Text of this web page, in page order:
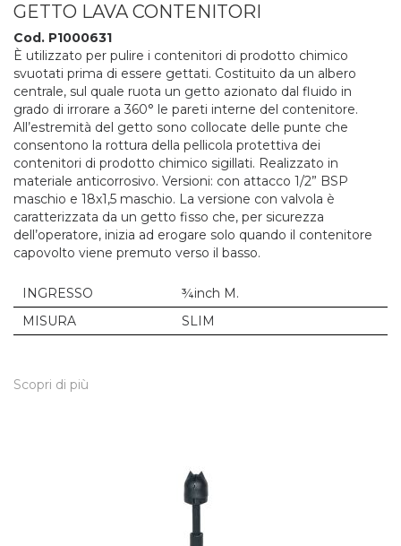
GETTO LAVA CONTENITORI
Cod. P1000631
È utilizzato per pulire i contenitori di prodotto chimico
svuotati prima di essere gettati. Costituito da un albero
centrale, sul quale ruota un getto azionato dal fluido in
grado di irrorare a 360° le pareti interne del contenitore.
All’estremità del getto sono collocate delle punte che
consentono la rottura della pellicola protettiva dei
contenitori di prodotto chimico sigillati. Realizzato in
materiale anticorrosivo. Versioni: con attacco 1/2” BSP
maschio e 18x1,5 maschio. La versione con valvola è
caratterizzata da un getto fisso che, per sicurezza
dell’operatore, inizia ad erogare solo quando il contenitore
capovolto viene premuto verso il basso.
INGRESSO
¾inch M.
MISURA
SLIM
Scopri di più